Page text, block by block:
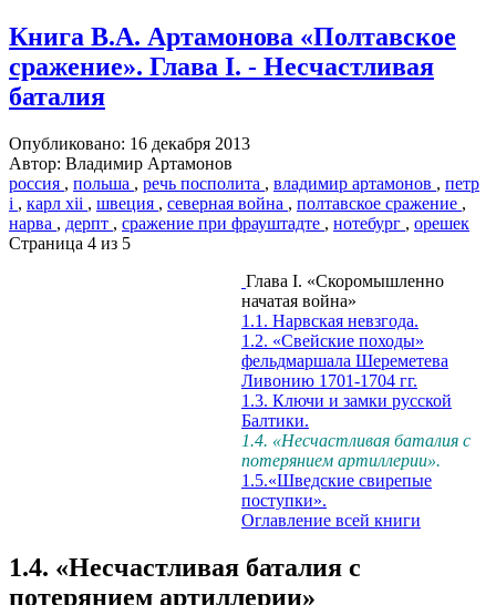
Книга В.А. Артамонова «Полтавское
сражение». Глава I. - Несчастливая
баталия
Опубликовано: 16 декабря 2013
Автор: Владимир Артамонов
россия , польша , речь посполита , владимир артамонов , петр
i , карл xii , швеция , северная война , полтавское сражение ,
нарва , дерпт , сражение при фрауштадте , нотебург , орешек
Страница 4 из 5
Глава I. «Скоромышленно
начатая война»
1.1. Нарвская невзгода.
1.2. «Свейские походы»
фельдмаршала Шереметева
Ливонию 1701-1704 гг.
1.3. Ключи и замки русской
Балтики.
1.4. «Несчастливая баталия с
потерянием артиллерии».
1.5.«Шведские свирепые
поступки».
Оглавление всей книги
1.4. «Несчастливая баталия с
потерянием артиллерии»